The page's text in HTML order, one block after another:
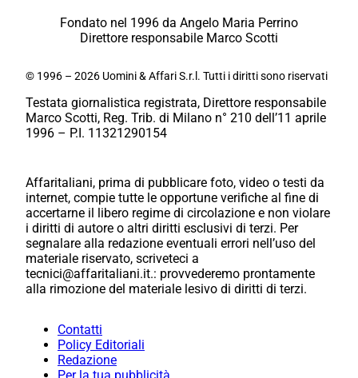
Fondato nel 1996 da Angelo Maria Perrino
Direttore responsabile Marco Scotti
© 1996 – 2026 Uomini & Affari S.r.l. Tutti i diritti sono riservati
Testata giornalistica registrata, Direttore responsabile
Marco Scotti, Reg. Trib. di Milano n° 210 dell’11 aprile
1996 – P.I. 11321290154
Affaritaliani, prima di pubblicare foto, video o testi da
internet, compie tutte le opportune verifiche al fine di
accertarne il libero regime di circolazione e non violare
i diritti di autore o altri diritti esclusivi di terzi. Per
segnalare alla redazione eventuali errori nell’uso del
materiale riservato, scriveteci a
tecnici@affaritaliani.it.: provvederemo prontamente
alla rimozione del materiale lesivo di diritti di terzi.
Contatti
Policy Editoriali
Redazione
Per la tua pubblicità